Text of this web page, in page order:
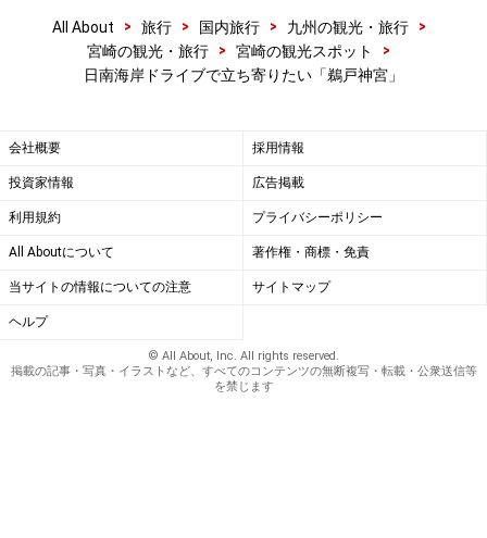
All About > 旅行 > 国内旅行 > 九州の観光・旅行
>
宮崎の観光・旅行
> 宮崎の観光スポット
>
日南海岸ドライブで立ち寄りたい「鵜戸神宮」
会社概要 採用情報
投資家情報 広告掲載
利用規約 プライバシーポリシー
All Aboutについて 著作権・商標・免責
当サイトの情報についての注意 サイトマップ
ヘルプ
© All About, Inc. All rights reserved.
掲載の記事・写真・イラストなど、すべてのコンテンツの無断複写・転載・公衆送信等
を禁じます